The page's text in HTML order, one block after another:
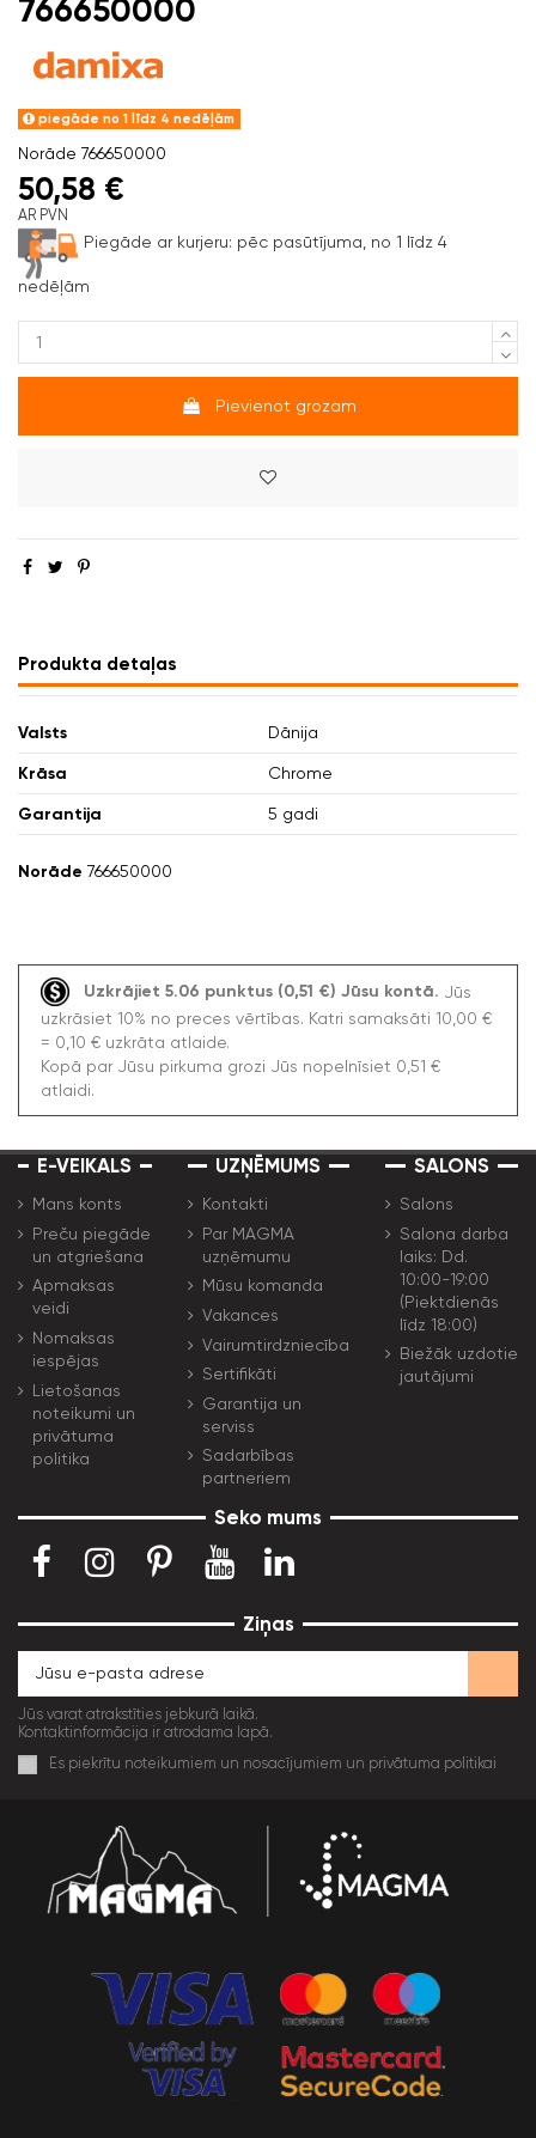
766650000
piegāde no 1 līdz 4 nedēļām
Norāde 766650000
50,58 €
AR PVN
Piegāde ar kurjeru: pēc pasūtījuma, no 1 līdz 4
nedēļām
Pievienot grozam
Produkta detaļas
Valsts Dānija
Krāsa Chrome
Garantija 5 gadi
Norāde 766650000
Uzkrājiet 5.06 punktus (0,51 €) Jūsu kontā. Jūs
uzkrāsiet 10% no preces vērtības. Katri samaksāti 10,00 €
= 0,10 € uzkrāta atlaide.
Kopā par Jūsu pirkuma grozi Jūs nopelnīsiet 0,51 €
atlaidi.
E-VEIKALS
Mans konts
Preču piegāde
un atgriešana
Apmaksas
veidi
Nomaksas
iespējas
Lietošanas
noteikumi un
privātuma
politika
UZŅĒMUMS
Kontakti
Par MAGMA
uzņēmumu
Mūsu komanda
Vakances
Vairumtirdzniecība
Sertifikāti
Garantija un
serviss
Sadarbības
partneriem
SALONS
Salons
Salona darba
laiks: Dd.
10:00-19:00
(Piektdienās
līdz 18:00)
Biežāk uzdotie
jautājumi
Seko mums
Ziņas
Jūs varat atrakstīties jebkurā laikā.
Kontaktinformācija ir atrodama lapā.
Es piekrītu noteikumiem un nosacījumiem un privātuma politikai